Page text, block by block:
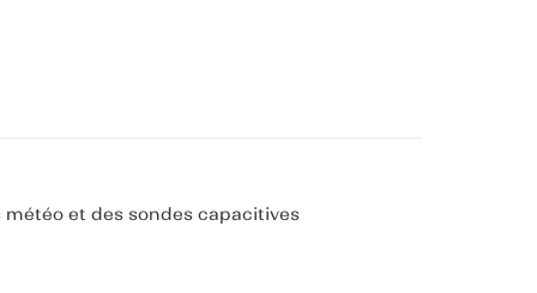
et des sondes capacitives